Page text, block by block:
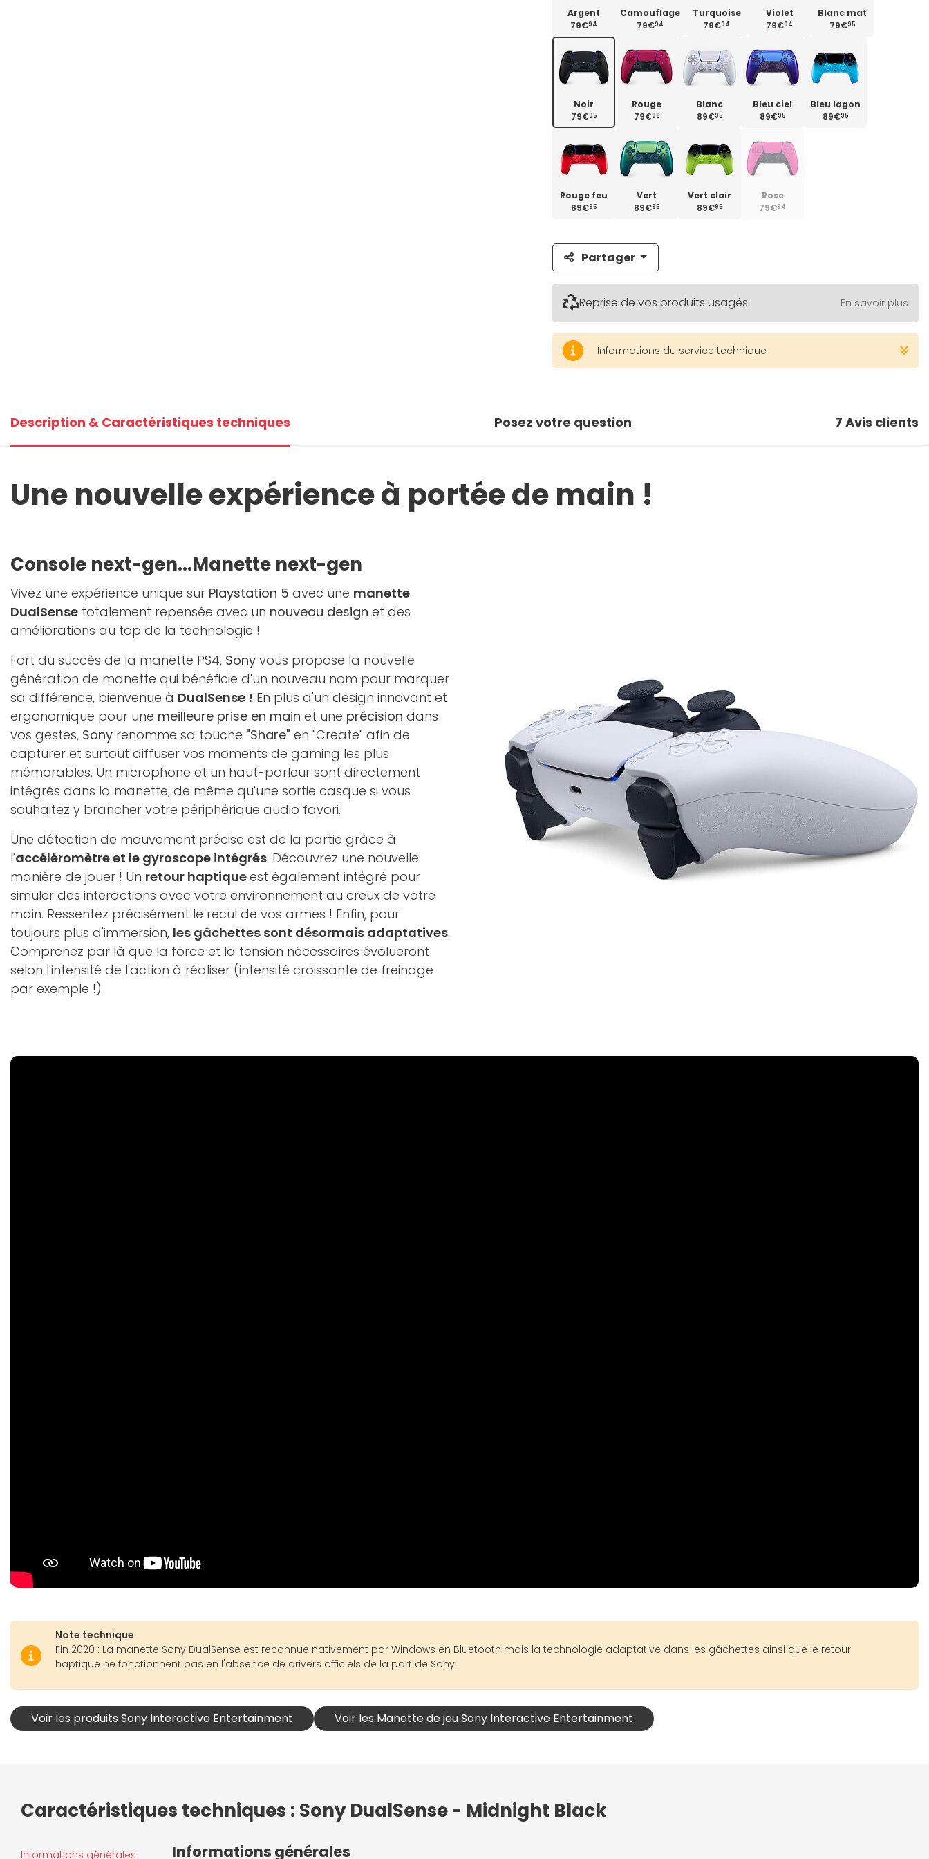
Argent
79€94
Camouflage
79€94
Turquoise
79€94
Violet
79€94
Blanc mat
79€95
Noir
79€95
Rouge
79€96
Blanc
89€95
Bleu ciel
89€95
Bleu lagon
89€95
Rouge feu
89€95
Vert
89€95
Vert clair
89€95
Rose
79€94
Partager
Reprise de vos produits usagés En savoir plus
Informations du service technique
Description & Caractéristiques techniques Posez votre question 7 Avis clients
Une nouvelle expérience à portée de main !
Console next-gen...Manette next-gen
Vivez une expérience unique sur Playstation 5 avec une manette
DualSense totalement repensée avec un nouveau design et des
améliorations au top de la technologie !
Fort du succès de la manette PS4, Sony vous propose la nouvelle
génération de manette qui bénéficie d'un nouveau nom pour marquer
sa différence, bienvenue à DualSense ! En plus d'un design innovant et
ergonomique pour une meilleure prise en main et une précision dans
vos gestes, Sony renomme sa touche "Share" en "Create" afin de
capturer et surtout diffuser vos moments de gaming les plus
mémorables. Un microphone et un haut-parleur sont directement
intégrés dans la manette, de même qu'une sortie casque si vous
souhaitez y brancher votre périphérique audio favori.
Une détection de mouvement précise est de la partie grâce à
l'accéléromètre et le gyroscope intégrés. Découvrez une nouvelle
manière de jouer ! Un retour haptiqueest également intégré pour
simuler des interactions avec votre environnement au creux de votre
main. Ressentez précisément le recul de vos armes ! Enfin, pour
toujours plus d'immersion, les gâchettes sont désormais adaptatives.
Comprenez par là que la force et la tension nécessaires évolueront
selon l'intensité de l'action à réaliser (intensité croissante de freinage
par exemple !)
Note technique
Fin 2020 : La manette Sony DualSense est reconnue nativement par Windows en Bluetooth mais la technologie adaptative dans les gâchettes ainsi que le retour
haptique ne fonctionnent pas en l'absence de drivers officiels de la part de Sony.
Voir les produits Sony Interactive Entertainment Voir les Manette de jeu Sony Interactive Entertainment
Caractéristiques techniques : Sony DualSense - Midnight Black
Informations générales Informations générales